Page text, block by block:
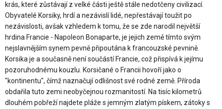
krás, které zůstávají z velké části ještě stále nedotčeny civilizací.
Obyvatelé Korsiky, hrdí a nezávislí lidé, nepřestávají toužit po
nezávislosti, avšak vzhledem k tomu, že se zde narodil největší
hrdina Francie - Napoleon Bonaparte, je jejich země tímto svým
nejslavnějším synem pevně připoutána k francouzské pevnině.
Korsika je a současně není součástí Francie, což přispívá k jejímu
pozoruhodnému kouzlu. Korsičané o Francii hovoří jako o
"kontinentu", čímž naznačují odlišnost své rodné země. Příroda
obdařila tuto zemi neobyčejnou rozmanitostí. Na tisíc kilometrů
dlouhém pobřeží najdete pláže s jemným zlatým pískem, zátoky s